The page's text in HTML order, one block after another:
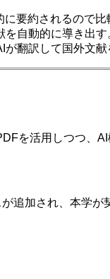
要約されるので比
自動的に導き出す
翻訳して国外文献
を活用しつつ、
が追加され、本学